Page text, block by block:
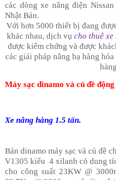
các dòng xe nâng điện
Nhật Bản.
Với hơn 5000 thiết bị đang
khác nhau, dịch vụ cho thuê
được kiểm chứng và được
các giải pháp nâng hạ hàng
Máy sạc dinamo và củ đề
Xe nâng hàng 1.5 tấn.
Bán dinamo máy sạc và củ đề
V1305 kiểu 4 xilanh có dung
cho công suất 23KW @